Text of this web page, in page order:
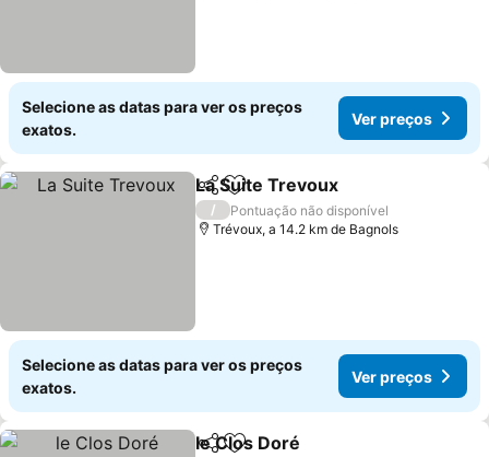
Selecione as datas para ver os preços
exatos.
Ver preços
PartilharAdicionar aos favoritos
La Suite Trevoux
/
Pontuação não disponível
Trévoux, a 14.2 km de Bagnols
Selecione as datas para ver os preços
exatos.
Ver preços
Partilhar
le Clos Doré